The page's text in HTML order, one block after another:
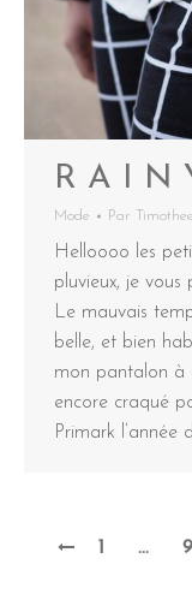
R A I N
Mode Par Timothee
Helloooo les
pluvieux, je
Le mauvais
belle, et bien
mon pantalon à
encore craqué
Primark l’année
1 … 9